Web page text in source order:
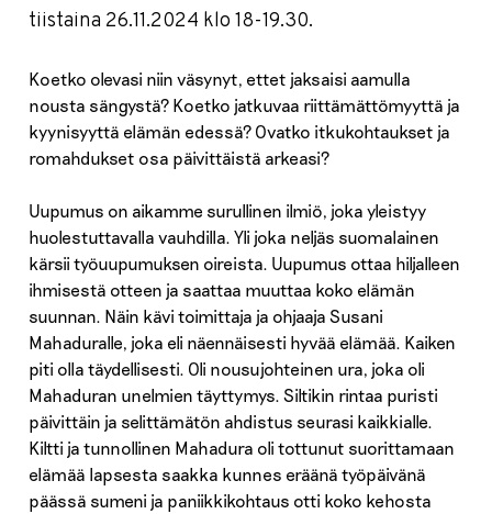
tiistaina 26.11.2024 klo 18-19.30.
Koetko olevasi niin väsynyt, ettet jaksaisi aamulla
nousta sängystä? Koetko jatkuvaa riittämättömyyttä ja
kyynisyyttä elämän edessä? Ovatko itkukohtaukset ja
romahdukset osa päivittäistä arkeasi?
Uupumus on aikamme surullinen ilmiö, joka yleistyy
huolestuttavalla vauhdilla. Yli joka neljäs suomalainen
kärsii työuupumuksen oireista. Uupumus ottaa hiljalleen
ihmisestä otteen ja saattaa muuttaa koko elämän
suunnan. Näin kävi toimittaja ja ohjaaja Susani
Mahaduralle, joka eli näennäisesti hyvää elämää. Kaiken
piti olla täydellisesti. Oli nousujohteinen ura, joka oli
Mahaduran unelmien täyttymys. Siltikin rintaa puristi
päivittäin ja selittämätön ahdistus seurasi kaikkialle.
Kiltti ja tunnollinen Mahadura oli tottunut suorittamaan
elämää lapsesta saakka kunnes eräänä työpäivänä
päässä sumeni ja paniikkikohtaus otti koko kehosta